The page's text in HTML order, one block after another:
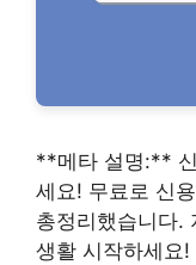
**메타 설명:**
세요! 무료로 신
총정리했습니다.
생활 시작하세요!